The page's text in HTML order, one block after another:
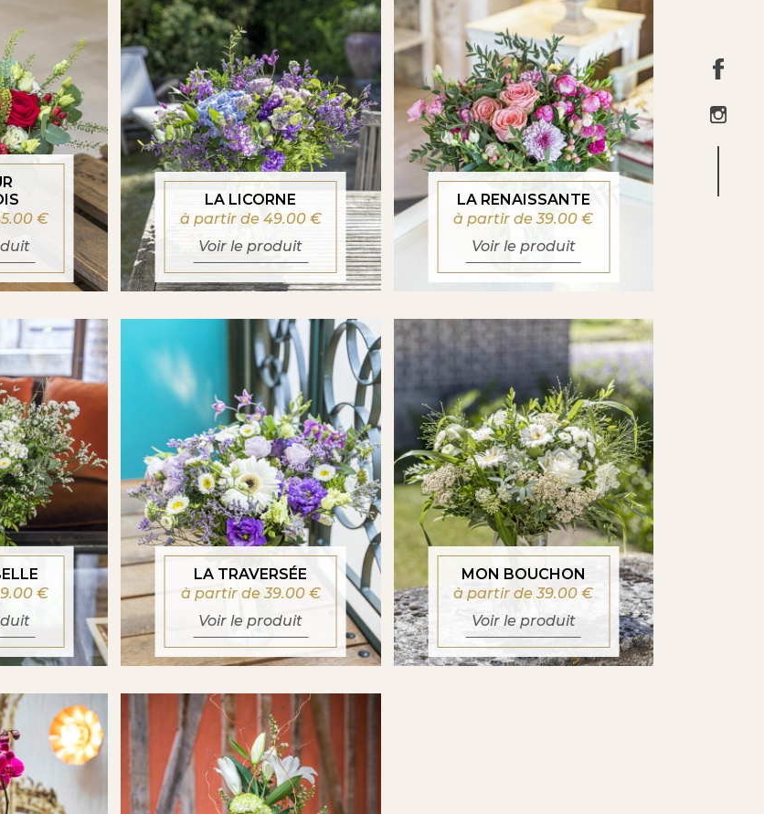
€
LA LICORNE
à partir de 49.00 €
Voir le produit
LA RENAISSANTE
à partir de 39.00€
Voir le produit
€
LA TRAVERSÉE
à partir de 39.00 €
Voir le produit
MON BOUCHON
à partir de 39.00€
Voir le produit